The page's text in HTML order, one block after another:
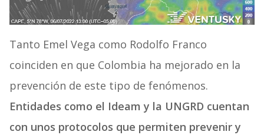
Tanto Emel Vega como Rodolfo Franco
coinciden en que Colombia ha mejorado en la
prevención de este tipo de fenómenos.
Entidades como el Ideam y la UNGRD cuentan
con unos protocolos que permiten prevenir y